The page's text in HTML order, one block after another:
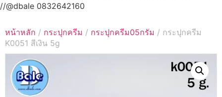
//@dbale 0832642160
หน้าหลัก / กระปุกครีม / กระปุกครีม05กรัม / กระปุกครีม
K0051 สีเงิน 5g